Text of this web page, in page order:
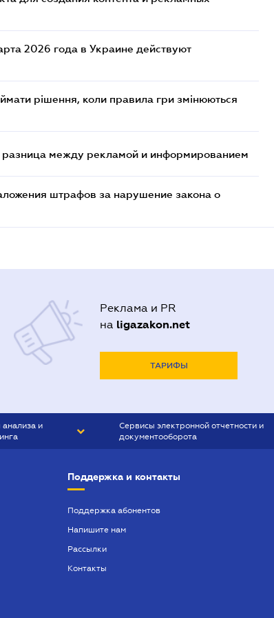
2026 года в Украине действуют
рішення, коли правила гри змінюються
разница между рекламой и информированием
штрафов за нарушение закона о
Реклама и PR
на ligazakon.net
ТАРИФЫ
и
Сервисы электронной отчетности и
документооборота
Поддержка и контакты
Поддержка абонентов
Напишите нам
Рассылки
Контакты